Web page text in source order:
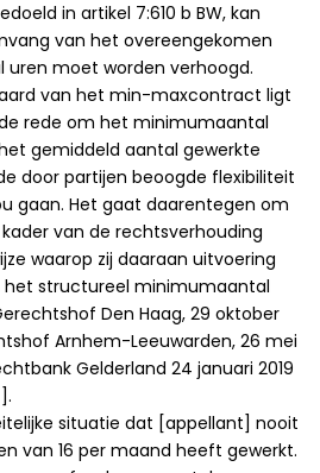
in artikel 7:610 b BW, kan
van het overeengekomen
moet worden verhoogd.
van het min-maxcontract ligt
rede om het minimumaantal
gemiddeld aantal gewerkte
door partijen beoogde flexibiliteit
gaan. Het gaat daarentegen om
van de rechtsverhouding
waarop zij daaraan uitvoering
het structureel minimumaantal
Den Haag, 29 oktober
Arnhem-Leeuwarden, 26 mei
Gelderland 24 januari 2019
situatie dat [appellant] nooit
van 16 per maand heeft gewerkt.